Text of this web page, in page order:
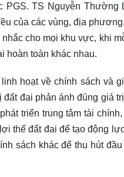
TS Nguyễn Thường
của các vùng, địa
cho mọi khu vực, khi
hoàn toàn khác nhau.
hoạt về chính sách và
đai phản ánh đúng giá
triển trung tâm tài
thế đất đai để tạo động
sách khác để thu hút